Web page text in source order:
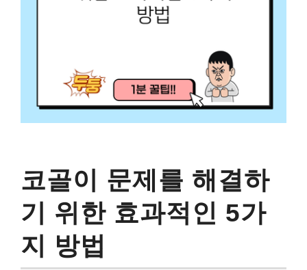
코골이 문제를 해결하
기 위한 효과적인 5가
지 방법